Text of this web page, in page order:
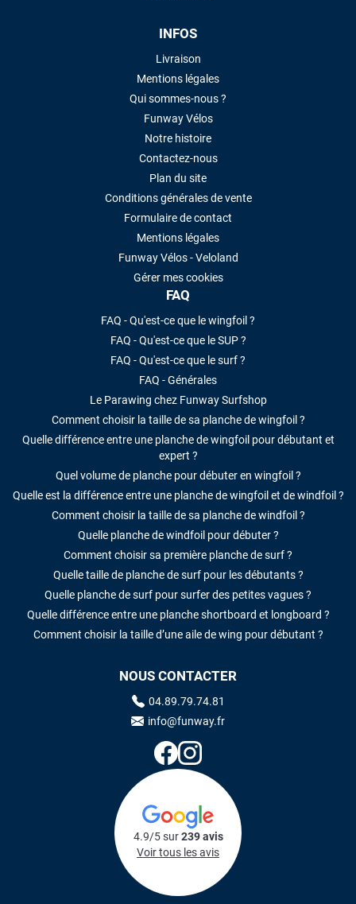
INFOS
Livraison
Mentions légales
Qui sommes-nous ?
Funway Vélos
Notre histoire
Contactez-nous
Plan du site
Conditions générales de vente
Formulaire de contact
Mentions légales
Funway Vélos - Veloland
Gérer mes cookies
FAQ
FAQ - Qu'est-ce que le wingfoil ?
FAQ - Qu'est-ce que le SUP ?
FAQ - Qu'est-ce que le surf ?
FAQ - Générales
Le Parawing chez Funway Surfshop
Comment choisir la taille de sa planche de wingfoil ?
Quelle différence entre une planche de wingfoil pour débutant et
expert ?
Quel volume de planche pour débuter en wingfoil ?
Quelle est la différence entre une planche de wingfoil et de windfoil ?
Comment choisir la taille de sa planche de windfoil ?
Quelle planche de windfoil pour débuter ?
Comment choisir sa première planche de surf ?
Quelle taille de planche de surf pour les débutants ?
Quelle planche de surf pour surfer des petites vagues ?
Quelle différence entre une planche shortboard et longboard ?
Comment choisir la taille d’une aile de wing pour débutant ?
NOUS CONTACTER
04.89.79.74.81
info@funway.fr
4.9/5 sur239 avis
Voir tous les avis